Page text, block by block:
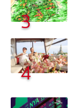
3
4